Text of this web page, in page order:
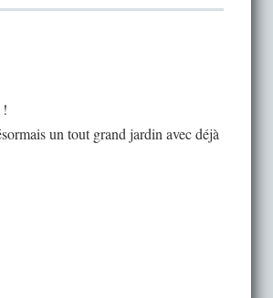
!
un tout grand jardin avec déjà